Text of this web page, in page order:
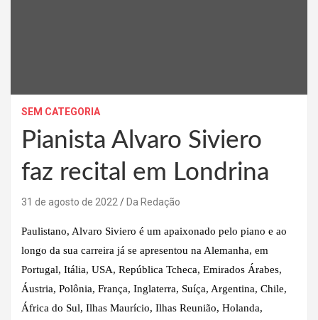
SEM CATEGORIA
Pianista Alvaro Siviero
faz recital em Londrina
31 de agosto de 2022 Da Redação
Paulistano, Alvaro Siviero é um apaixonado pelo piano e ao
longo da sua carreira já se apresentou na Alemanha, em
Portugal, Itália, USA, República Tcheca, Emirados Árabes,
Áustria, Polônia, França, Inglaterra, Suíça, Argentina, Chile,
África do Sul, Ilhas Maurício, Ilhas Reunião, Holanda,